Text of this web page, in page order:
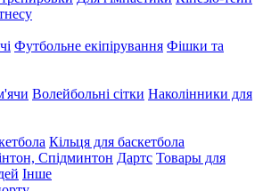
Футбольне екіпірування Фішки та
Волейбольні сітки Наколінники для
Кільця для баскетбола
Спідминтон Дартс Товары для
Інше